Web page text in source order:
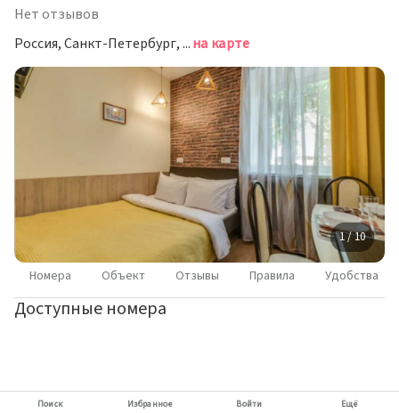
Нет отзывов
Россия, Санкт-Петербург, улица Егорова, 9на карте
1 / 10
Номера Объект Отзывы Правила Удобства
Доступные номера
Поиск Избранное Войти Ещё